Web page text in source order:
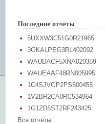
Последние отчёты
5UXXW3C51G0R21965
3GKALPEG3RL402092
WAUDACF5XNA029359
WAUEAAF48RN005995
1C4SJVGP2PS500455
1V2BR2CA0RC534964
1G1ZD5ST2RF243425
Все отчёты